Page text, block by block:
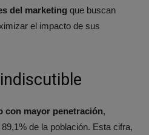
del marketing que buscan
el impacto de sus
con mayor penetración,
de la población. Esta cifra,